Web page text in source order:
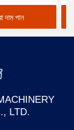
দাম পান
LTD.